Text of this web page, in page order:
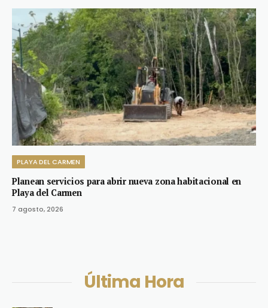
PLAYA DEL CARMEN
Planean servicios para abrir nueva zona habitacional en
Playa del Carmen
7 agosto, 2026
Última Hora